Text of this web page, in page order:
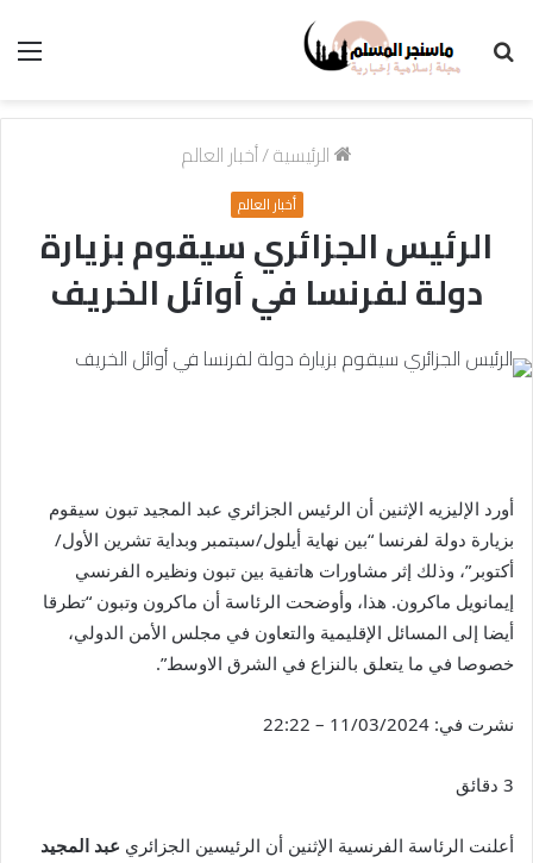
الرئيسية/أخبار العالم
أخبار العالم
الرئيس الجزائري سيقوم بزيارة
دولة لفرنسا في أوائل الخريف
أورد الإليزيه الإثنين أن الرئيس الجزائري عبد المجيد تبون سيقوم
بزيارة دولة لفرنسا “بين نهاية أيلول/سبتمبر وبداية تشرين الأول/
أكتوبر”، وذلك إثر مشاورات هاتفية بين تبون ونظيره الفرنسي
إيمانويل ماكرون. هذا، وأوضحت الرئاسة أن ماكرون وتبون “تطرقا
أيضا إلى المسائل الإقليمية والتعاون في مجلس الأمن الدولي،
خصوصا في ما يتعلق بالنزاع في الشرق الاوسط”.
نشرت في: 11/03/2024 – 22:22
3 دقائق
أعلنت الرئاسة الفرنسية الإثنين أن الرئيسين الجزائري عبد المجيد